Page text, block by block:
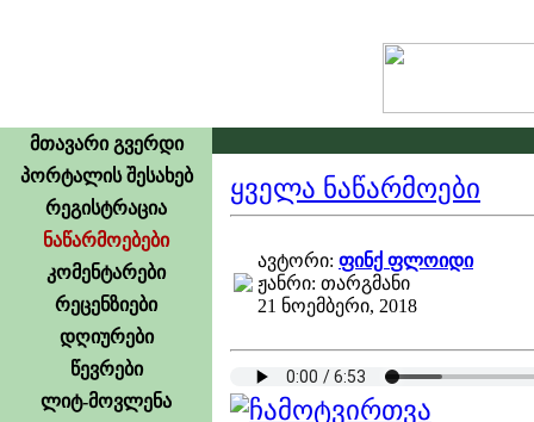
მთავარი გვერდი
პორტალის შესახებ
რეგისტრაცია
ნაწარმოებები
კომენტარები
რეცენზიები
დღიურები
წევრები
ლიტ-მოვლენა
ყველა ნაწარმოები
ავტორი: ფინქ ფლოიდი
ჟანრი: თარგმანი
21 ნოემბერი, 2018